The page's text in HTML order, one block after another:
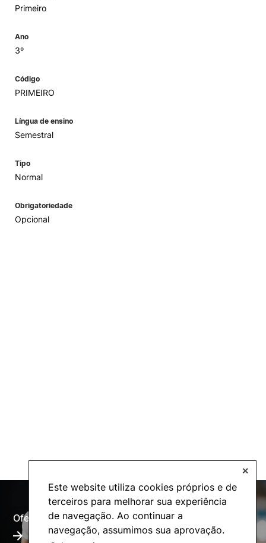
Este website utiliza cookies próprios e de
terceiros para melhorar sua experiência
de navegação. Ao continuar a
navegação, assumimos sua aprovação.
✕
Primeiro
Ano
3º
Código
PRIMEIRO
Língua de ensino
Semestral
Tipo
Normal
Obrigatoriedade
Opcional
Oferta Formativa Alumni